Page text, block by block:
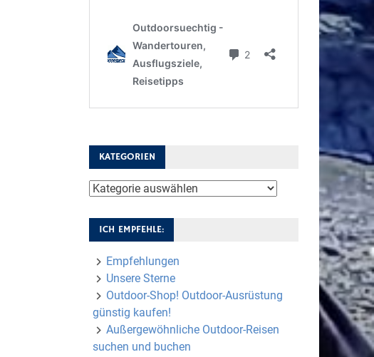
KATEGORIEN
Kategorien
ICH EMPFEHLE:
Empfehlungen
Unsere Sterne
Outdoor-Shop! Outdoor-Ausrüstung
günstig kaufen!
Außergewöhnliche Outdoor-Reisen
suchen und buchen